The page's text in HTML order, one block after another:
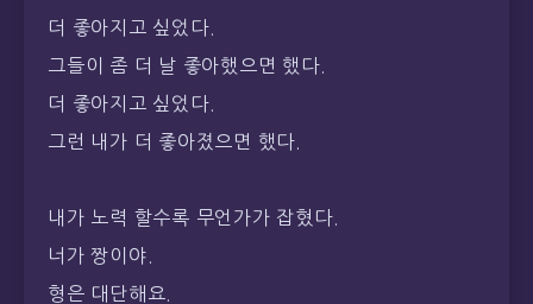
더 좋아지고 싶었다.
그들이 좀 더 날 좋아했으면 했다.
더 좋아지고 싶었다.
그런 내가 더 좋아졌으면 했다.
내가 노력 할수록 무언가가 잡혔다.
너가 짱이야.
형은 대단해요.